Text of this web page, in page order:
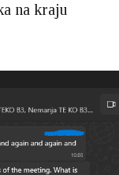
na kraju